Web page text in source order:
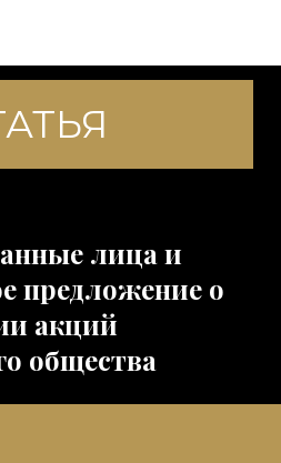
лица и
предложение о
акций
общества